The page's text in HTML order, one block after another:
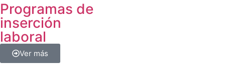
Programas de
inserción
laboral
Ver más